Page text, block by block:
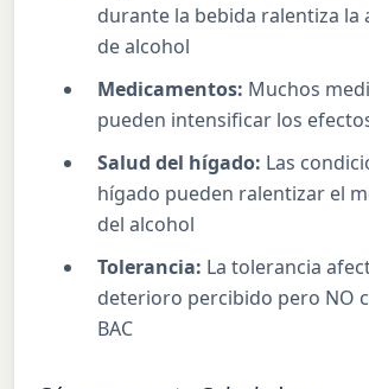
durante la bebida ralentiza la
de alcohol
Medicamentos: Muchos
pueden intensificar los
Salud del hígado: Las
hígado pueden ralentizar el
del alcohol
Tolerancia: La tolerancia
deterioro percibido pero NO
BAC